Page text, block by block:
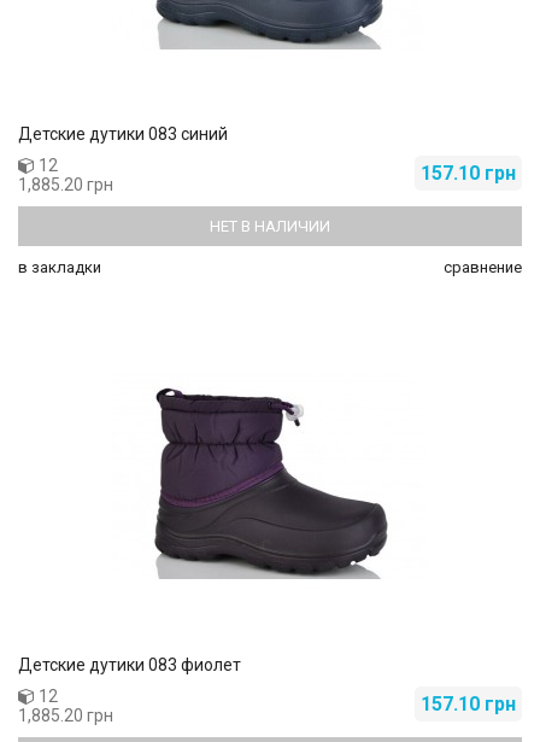
Детские дутики 083 синий
157.10 грн
12
1,885.20 грн
НЕТ В НАЛИЧИИ
в закладки сравнение
Детские дутики 083 фиолет
157.10 грн
12
1,885.20 грн